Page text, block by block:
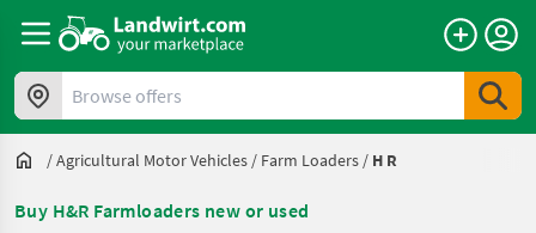
Browse offers
/Agricultural Motor Vehicles / Farm Loaders / H R
Buy H&R Farmloaders new or used